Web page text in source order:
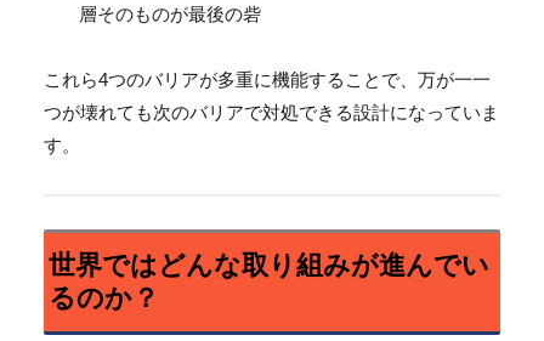
層そのものが最後の砦
これら4つのバリアが多重に機能することで、万が一一
つが壊れても次のバリアで対処できる設計になっていま
す。
世界ではどんな取り組みが進んでい
るのか？